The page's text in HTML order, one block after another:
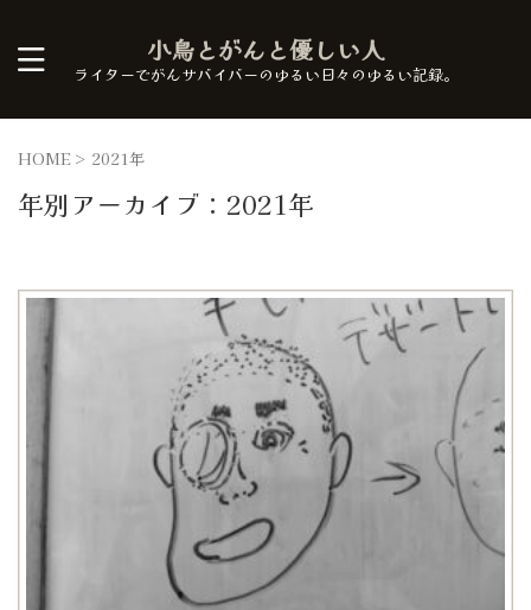
小鳥とがんと優しい人
ライターでがんサバイバーのゆるい日々のゆるい記録。
HOME > 2021年
年別アーカイブ：2021年